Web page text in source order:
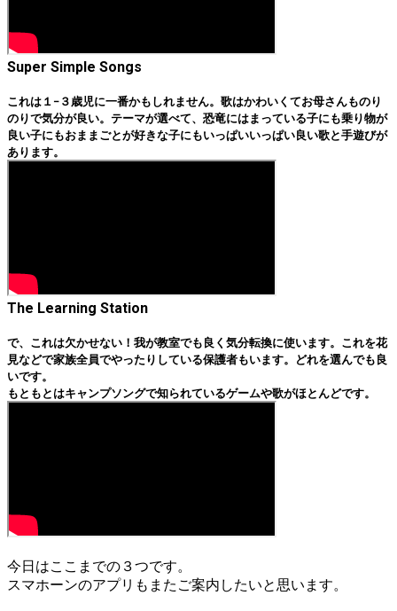
Super Simple Songs
これは１−３歳児に一番かもしれません。歌はかわいくてお母さんものり
のりで気分が良い。テーマが選べて、恐竜にはまっている子にも乗り物が
良い子にもおままごとが好きな子にもいっぱいいっぱい良い歌と手遊びが
あります。
The Learning Station
で、これは欠かせない！我が教室でも良く気分転換に使います。これを花
見などで家族全員でやったりしている保護者もいます。どれを選んでも良
いです。
もともとはキャンプソングで知られているゲームや歌がほとんどです。
今日はここまでの３つです。
スマホーンのアプリもまたご案内したいと思います。